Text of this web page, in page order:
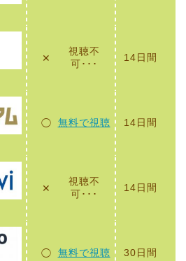
✕
視聴不
可･･･
14日間
◯ 無料で視聴 14日間
✕
視聴不
可･･･
14日間
◯ 無料で視聴 30日間